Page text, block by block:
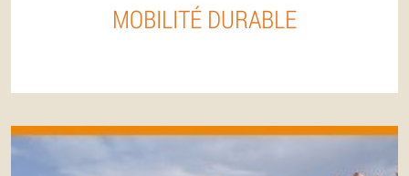
MOBILITÉ DURABLE